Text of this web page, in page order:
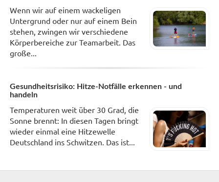
Wenn wir auf einem wackeligen
Untergrund oder nur auf einem Bein
stehen, zwingen wir verschiedene
Körperbereiche zur Teamarbeit. Das
große...
Gesundheitsrisiko: Hitze-Notfälle erkennen - und
handeln
Temperaturen weit über 30 Grad, die
Sonne brennt: In diesen Tagen bringt
wieder einmal eine Hitzewelle
Deutschland ins Schwitzen. Das ist...